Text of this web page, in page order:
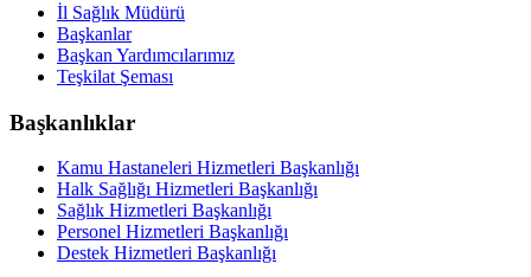
İl Sağlık Müdürü
Başkanlar
Başkan Yardımcılarımız
Teşkilat Şeması
Başkanlıklar
Kamu Hastaneleri Hizmetleri Başkanlığı
Halk Sağlığı Hizmetleri Başkanlığı
Sağlık Hizmetleri Başkanlığı
Personel Hizmetleri Başkanlığı
Destek Hizmetleri Başkanlığı